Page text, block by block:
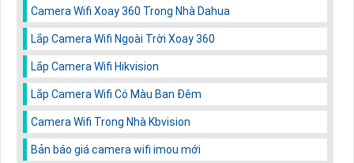
Camera Wifi Xoay 360 Trong Nhà Dahua
Lắp Camera Wifi Ngoài Trời Xoay 360
Lắp Camera Wifi Hikvision
Lắp Camera Wifi Có Màu Ban Đêm
Camera Wifi Trong Nhà Kbvision
Bản báo giá camera wifi imou mới